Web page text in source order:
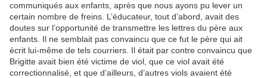
communiqués aux enfants, après que nous ayons pu lever un
certain nombre de freins. L’éducateur, tout d’abord, avait des
doutes sur l’opportunité de transmettre les lettres du père aux
enfants. Il ne semblait pas convaincu que ce fut le père qui ait
écrit lui-même de tels courriers. Il était par contre convaincu que
Brigitte avait bien été victime de viol, que ce viol avait été
correctionnalisé, et que d’ailleurs, d’autres viols avaient été